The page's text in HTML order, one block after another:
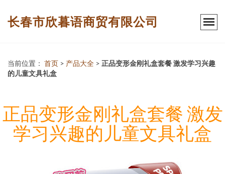
长春市欣暮语商贸有限公司
当前位置： 首页 > 产品大全 > 正品变形金刚礼盒套餐 激发学习兴趣
的儿童文具礼盒
正品变形金刚礼盒套餐 激发
学习兴趣的儿童文具礼盒